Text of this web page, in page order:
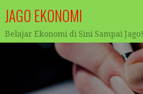
content
JAGO EKONOMI
Belajar Ekonomi di Sini Sampai Jago!